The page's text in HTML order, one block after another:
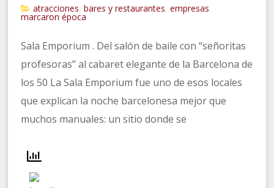
atracciones bares y restaurantes ,empresas
marcaron época
Sala Emporium . Del salón de baile con “señoritas
profesoras” al cabaret elegante de la Barcelona de
los 50 La Sala Emporium fue uno de esos locales
que explican la noche barcelonesa mejor que
muchos manuales: un sitio donde se